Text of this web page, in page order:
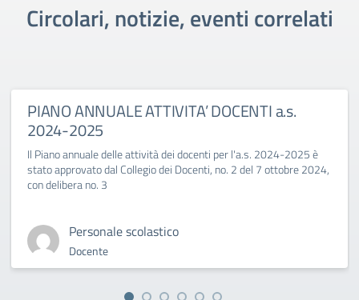
Circolari, notizie, eventi correlati
PIANO ANNUALE ATTIVITA’ DOCENTI a.s.
2024-2025
Il Piano annuale delle attività dei docenti per l'a.s. 2024-2025 è
stato approvato dal Collegio dei Docenti, no. 2 del 7 ottobre 2024,
con delibera no. 3
Personale scolastico
Docente